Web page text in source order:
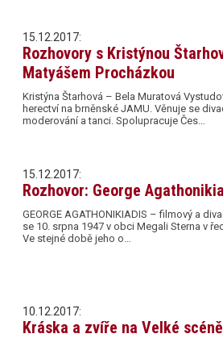
15.12.2017:
Rozhovory s Kristýnou
Matyášem Procházkou
Kristýna Štarhová – Bela Muratová
herectví na brněnské JAMU. Věnuje se
moderování a tanci. Spolupracuje Čes…
15.12.2017:
Rozhovor: George
GEORGE AGATHONIKIADIS – filmový a
se 10. srpna 1947 v obci Megali Sterna v
Ve stejné době jeho o…
10.12.2017:
Kráska a zvíře na Velké scéně